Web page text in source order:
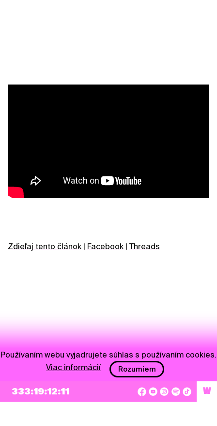
Zdieľaj tento článok | Facebook | Threads
NEWSLETTER
333:19:12:11 W
Používaním webu vyjadrujete súhlas s používaním cookies.
Viac informácií
Rozumiem